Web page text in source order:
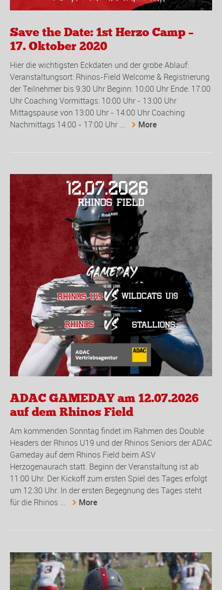
Save the Date: 1st Herzo Camp –
17. Oktober 2020
Hier die wichtigsten Eckdaten und der grobe Ablauf:
Veranstaltungsort: Rhinos-Field Welcome & Registrierung
der Teilnehmer bis 9:30 Uhr Beginn: 10:00 Uhr Ende: 17:00
Uhr Coaching Vormittags: 10:00 Uhr - 13:00 Uhr
Mittagspause von 13:00 Uhr - 14:00 Uhr Coaching
Nachmittags 14:00 - 17:00 Uhr ...
More
ADAC GAMEDAY am 12.07.2026
auf dem Rhinos Field
Am kommenden Sonntag findet im Rahmen des Double
Headers der Rhinos U19 und der Rhinos Seniors der ADAC
Gameday auf dem Rhinos Field beim ASV
Herzogenaurach statt. Beginn der Veranstaltung ist ab
11:00 Uhr. Der Kickoff zum ersten Spiel des Tages erfolgt
um 12:30 Uhr. In der ersten Begegnung des Tages steht
für die Rhinos ...
More